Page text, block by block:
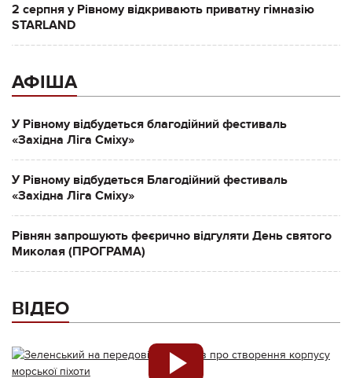
2 серпня у Рівному відкривають приватну гімназію
STARLAND
АФІША
У Рівному відбудеться благодійний фестиваль
«Західна Ліга Сміху»
У Рівному відбудеться Благодійний фестиваль
«Західна Ліга Сміху»
Рівнян запрошують феєрично відгуляти День святого
Миколая (ПРОГРАМА)
ВІДЕО